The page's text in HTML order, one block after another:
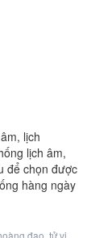
lịch
lịch âm,
để chọn được
hàng ngày
đạo, tử vi